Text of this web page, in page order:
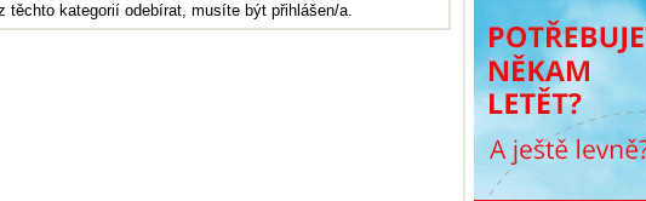
těchto kategorií odebírat, musíte být přihlášen/a.